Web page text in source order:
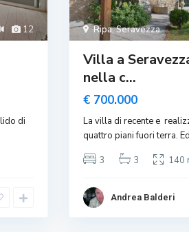
12
di
Ripa,Seravezza
Villa a
nella c...
€ 700.000
La villa di recente e
quattro piani fuori terra.
3
3 140
Andrea Balderi